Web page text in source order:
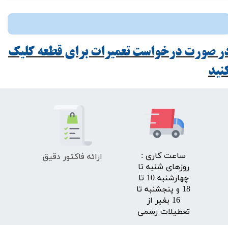
صورت درخواست تعمیرات برای قطعه کلیک
​ساعت کاری :
روزهای شنبه تا
چهارشنبه 10 تا
18 و پنجشنبه تا
16 بغیر از
تعطیلات رسمی
ارائه فاکتور دقیق